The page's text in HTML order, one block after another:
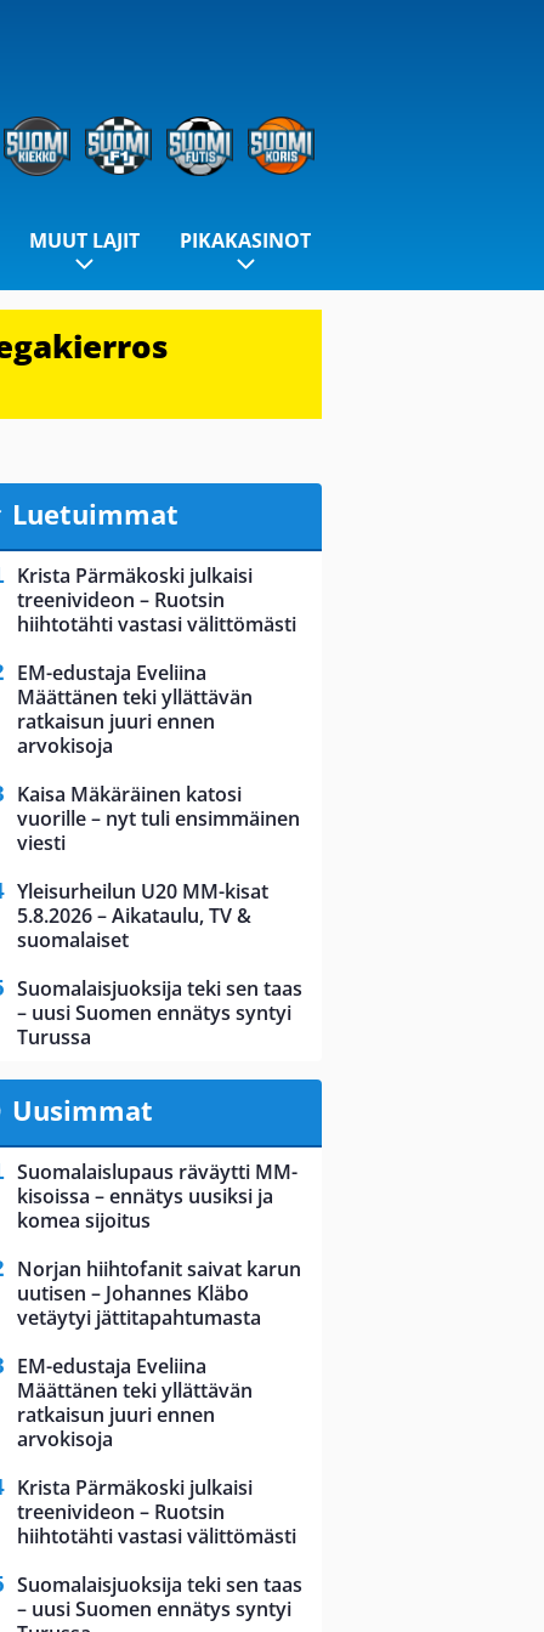
MUUT LAJIT PIKAKASINOT
Luetuimmat
Krista Pärmäkoski julkaisi
treenivideon – Ruotsin
hiihtotähti vastasi välittömästi
EM-edustaja Eveliina
Määttänen teki yllättävän
ratkaisun juuri ennen
arvokisoja
Kaisa Mäkäräinen katosi
vuorille – nyt tuli ensimmäinen
viesti
Yleisurheilun U20 MM-kisat
5.8.2026 – Aikataulu, TV &
suomalaiset
Suomalaisjuoksija teki sen taas
– uusi Suomen ennätys syntyi
Turussa
Uusimmat
Suomalaislupaus räväytti MM-
kisoissa – ennätys uusiksi ja
komea sijoitus
Norjan hiihtofanit saivat karun
uutisen – Johannes Kläbo
vetäytyi jättitapahtumasta
EM-edustaja Eveliina
Määttänen teki yllättävän
ratkaisun juuri ennen
arvokisoja
Krista Pärmäkoski julkaisi
treenivideon – Ruotsin
hiihtotähti vastasi välittömästi
Suomalaisjuoksija teki sen taas
– uusi Suomen ennätys syntyi